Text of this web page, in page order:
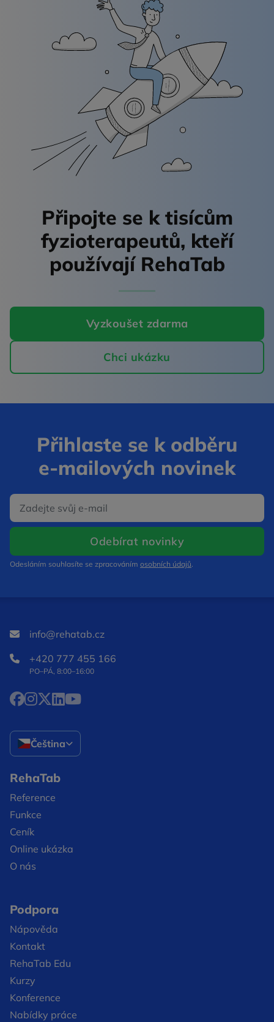
Připojte se k tisícům
fyzioterapeutů, kteří
používají RehaTab
Vyzkoušet zdarma
Chci ukázku
Přihlaste se k odběru
e‑mailových novinek
E‑mail
Odebírat novinkyOtevře se v
Odesláním souhlasíte se zpracováním osobních údajů.
info@rehatab.cz
+420 777 455 166
PO–PÁ, 8:00–16:00
Facebook Otevře se v novém okně
Instagram Otevře se v novém okně
X Otevře se v novém okně
LinkedIn Otevře se v novém okně
YouTube Otevře se v novém okně
Čeština
RehaTab
Reference
Funkce
Ceník
Online ukázka
O nás
Podpora
Nápověda
Kontakt
RehaTab Edu
Kurzy
Konference
Nabídky práce